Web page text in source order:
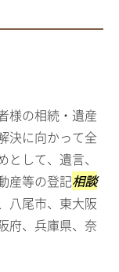
様の相続・遺産
決に向かって全
して、遺言、
産等の登記相談
八尾市、東大阪
府、兵庫県、奈